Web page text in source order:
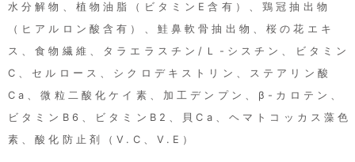
の情報に基づいて行われますのでご注意ください。
てください。所定の退会手続の終了後に、退会となります。
1. 会員が、会員資格取得申込の際に虚偽の申告をしたとき、通
信販売による代金支払債務を怠ったとき、その他当社が会員と
水分解物、植物油脂（ビタミンE含有）、鶏冠抽出物
（ヒアルロン酸含有）、鮭鼻軟骨抽出物、桜の花エキ
ス、食物繊維、タラエラスチン/Ｌ-シスチン、ビタミン
C、セルロース、シクロデキストリン、ステアリン酸
Ca、微粒二酸化ケイ素、加工デンプン、β-カロテン、
ビタミンB6、ビタミンB2、貝Ca、ヘマトコッカス藻色
素、酸化防止剤（V.C、V.E）